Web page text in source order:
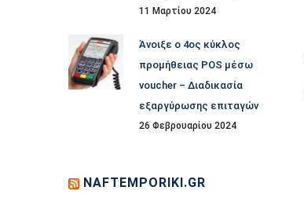
11 Μαρτίου 2024
Άνοιξε ο 4ος κύκλος
προμήθειας POS μέσω
voucher – Διαδικασία
εξαργύρωσης επιταγών
26 Φεβρουαρίου 2024
NAFTEMPORIKI.GR